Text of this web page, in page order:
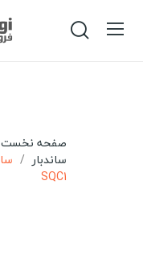
صفحه نخست
ساندبار
SQC1